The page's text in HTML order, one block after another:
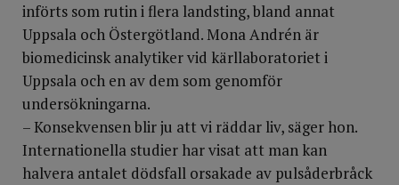
införts som rutin i flera landsting, bland annat
Uppsala och Östergötland. Mona Andrén är
biomedicinsk analytiker vid kärllaboratoriet i
Uppsala och en av dem som genomför
undersökningarna.
– Konsekvensen blir ju att vi räddar liv, säger hon.
Internationella studier har visat att man kan
halvera antalet dödsfall orsakade av pulsåderbråck